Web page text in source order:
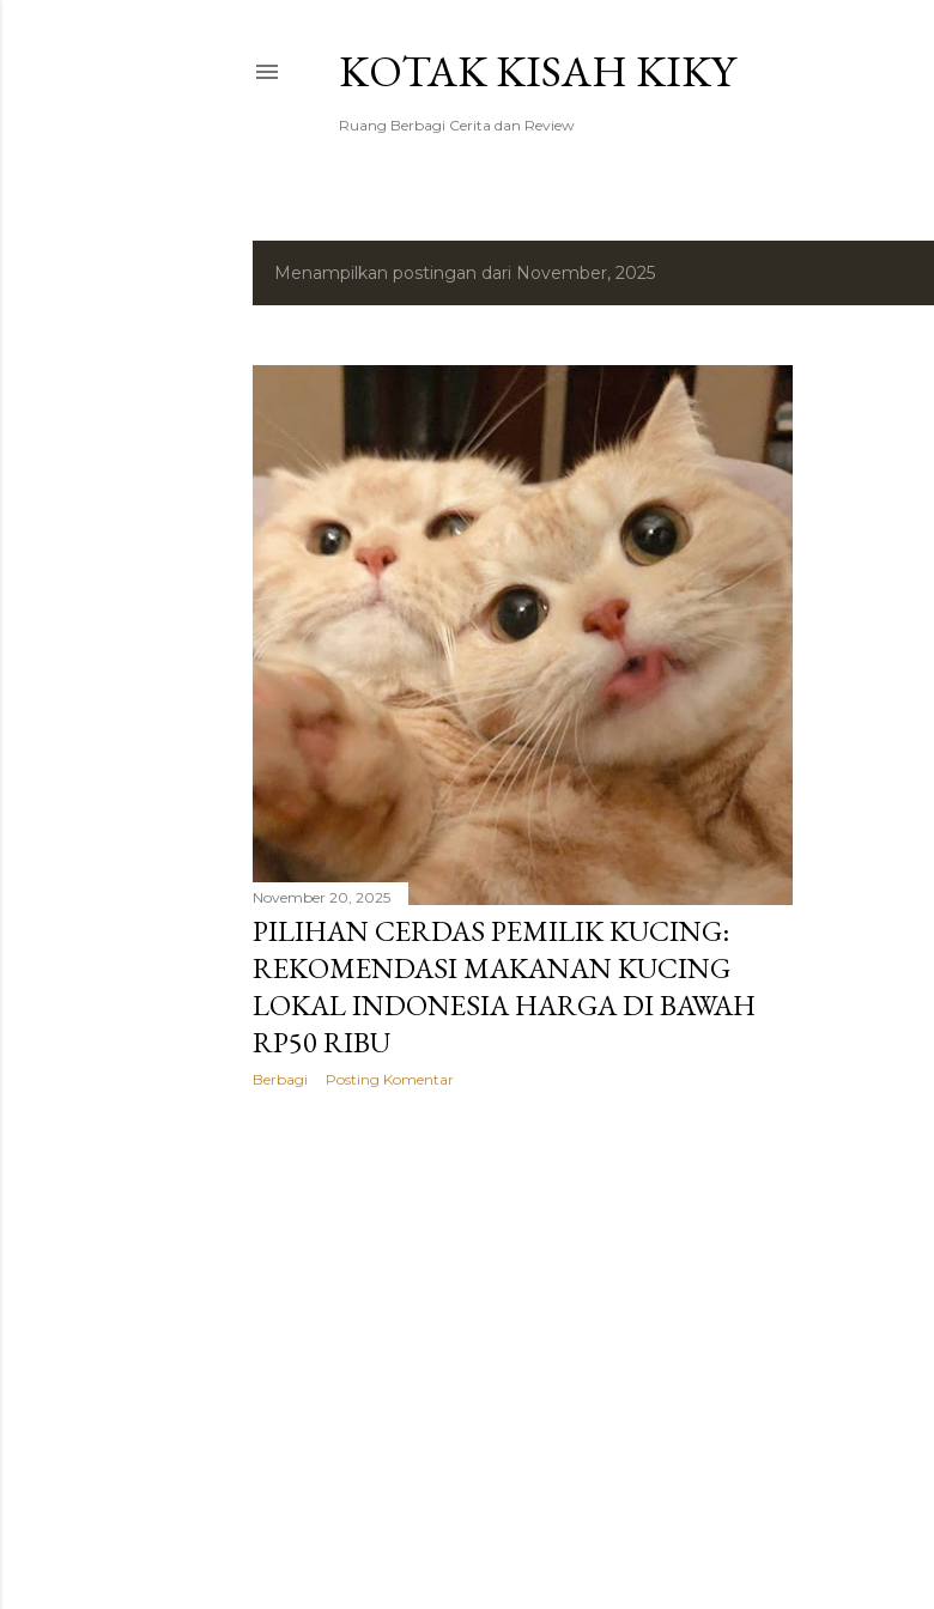
KOTAK KISAH KIKY
Ruang Berbagi Cerita dan Review
P
i
n
g
a
n
Menampilkan postingan dari November, 2025
November 20, 2025
PILIHAN CERDAS PEMILIK KUCING:
REKOMENDASI MAKANAN KUCING
LOKAL INDONESIA HARGA DI BAWAH
RP50 RIBU
Berbagi Posting Komentar